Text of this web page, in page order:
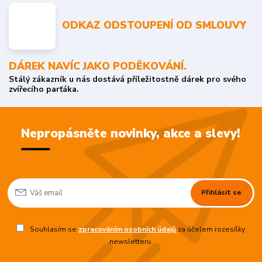
ODKAZ ODSTOUPENÍ OD SMLOUVY
DÁREK NAVÍC JAKO PODĚKOVÁNÍ.
Stálý zákazník u nás dostává příležitostně dárek pro svého
zvířecího parťáka.
Nepropásněte novinky, akce a slevy!
Přihlásit se
Souhlasím se zpracováním osobních údajůza účelem rozesílky
newsletteru.